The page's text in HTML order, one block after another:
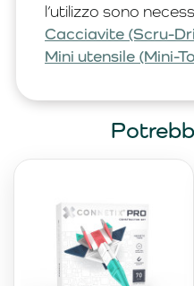
l’utilizzo sono
Cacciavite (Scru-
Mini utensile (Mini-